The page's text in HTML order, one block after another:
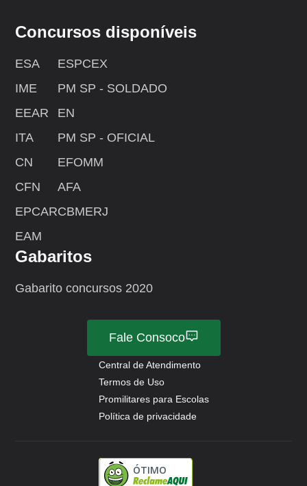
Concursos disponíveis
ESA
IME
EEAR
ITA
CN
CFN
EPCAR
EAM
ESPCEX
PM SP - SOLDADO
EN
PM SP - OFICIAL
EFOMM
AFA
CBMERJ
Gabaritos
Gabarito concursos 2020
Central de Atendimento
Termos de Uso
Promilitares para Escolas
Política de privacidade
Fale Consoco
ÓTIMO